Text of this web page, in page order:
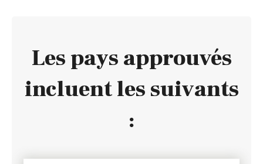
Les pays approuvés
incluent les suivants
: